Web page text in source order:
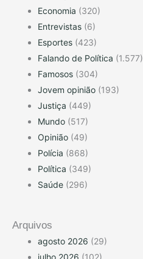
Economia (320)
Entrevistas (6)
Esportes (423)
Falando de Política (1.577)
Famosos (304)
Jovem opinião (193)
Justiça (449)
Mundo (517)
Opinião (49)
Polícia (868)
Política (349)
Saúde (296)
Arquivos
agosto 2026 (29)
julho 2026 (102)